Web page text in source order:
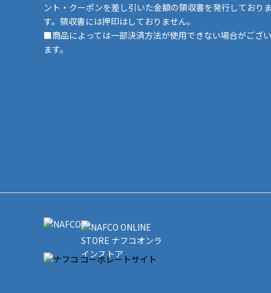
ント・クーポンを差し引いた金額の領収書を発行しており
す。領収書には押印はしておりません。
■商品によっては一部決済方法が使用できない場合がござい
ます。